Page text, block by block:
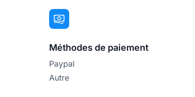
Méthodes de paiement
Paypal
Autre